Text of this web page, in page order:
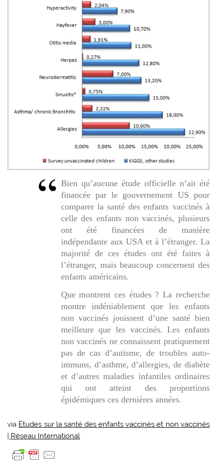
Bien qu’aucune étude officielle n’ait été
financée par le gouvernement US pour
comparer la santé des enfants vaccinés à
celle des enfants non vaccinés, plusieurs
ont été financées de manière
indépendante aux USA et à l’étranger. La
majorité de ces études ont été faites à
l’étranger, mais beaucoup concernent des
enfants américains.
Que montrent ces études ? La recherche
montre indéniablement que les enfants
non vaccinés jouissent d’une santé bien
meilleure que les vaccinés. Les enfants
non vaccinés ne connaissent pratiquement
pas de cas d’autisme, de troubles auto-
immuns, d’asthme, d’allergies, de diabète
et d’autres maladies infantiles ordinaires
qui ont atteint des proportions
épidémiques ces dernières années.
via Études sur la santé des enfants vaccinés et non vaccinés
| Réseau International